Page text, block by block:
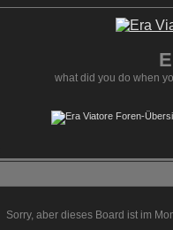
what did you do when
Sorry, aber dieses Board ist im